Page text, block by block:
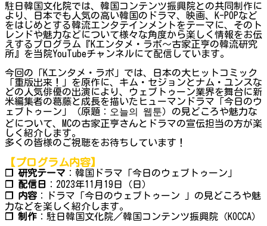
駐日韓国文化院では、韓国コンテンツ振興院との共同制作に
より、日本でも人気の高い韓国のドラマ、映画、K-POPなど
をはじめとする韓流エンタテインメントをテーマに、そのト
レンドや魅力などについて様々な角度から楽しく情報をお伝
えするプログラム『Kエンタメ・ラボ～古家正亨の韓流研究
所』を当院YouTubeチャンネルにて配信しています。
今回の「Kエンタメ・ラボ」では、日本の大ヒットコミック
「重版出来！」を原作に、キム・セジョンとナム・ユンスな
どの人気俳優の出演により、ウェブトゥーン業界を舞台に新
米編集者の葛藤と成長を描いたヒューマンドラマ「今日のウ
ェブトゥーン」（原題：오늘의 웹툰）の見どころや魅力な
どについて、MCの古家正亨さんとドラマの宣伝担当の方が楽
しく紹介します。
多くの皆様のご視聴をお待ちしています！
【プログラム内容】
❐ 研究テーマ ：韓国ドラマ「今日のウェブトゥーン」
❐ 配信日
：2023年11月19日（日）
❐ 内容 ：ドラマ「今日のウェブトゥーン 」の見どころや魅
力などを楽しく紹介します。
❐ 制作 ：駐日韓国文化院／韓国コンテンツ振興院（KOCCA）